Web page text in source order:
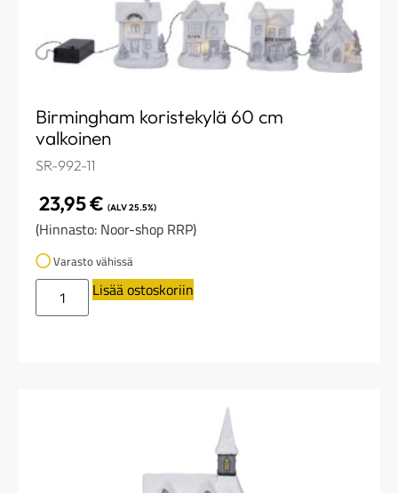
Birmingham koristekylä 60 cm
valkoinen
SR-992-11
23,95€ (ALV 25.5%)
(Hinnasto: Noor-shop RRP)
Varasto vähissä
Lisää ostoskoriin